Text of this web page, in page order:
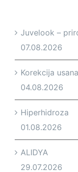
Juvelook –
07.08.2026
Korekcija
04.08.2026
Hiperhidroza
01.08.2026
ALIDYA
29.07.2026